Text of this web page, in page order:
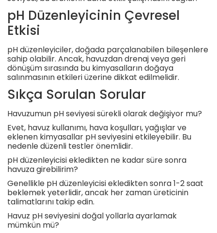
pH Düzenleyicinin Çevresel
Etkisi
pH düzenleyiciler, doğada parçalanabilen bileşenlere
sahip olabilir. Ancak, havuzdan drenaj veya geri
dönüşüm sırasında bu kimyasalların doğaya
salınmasının etkileri üzerine dikkat edilmelidir.
Sıkça Sorulan Sorular
Havuzumun pH seviyesi sürekli olarak değişiyor mu?
Evet, havuz kullanımı, hava koşulları, yağışlar ve
eklenen kimyasallar pH seviyesini etkileyebilir. Bu
nedenle düzenli testler önemlidir.
pH düzenleyicisi ekledikten ne kadar süre sonra
havuza girebilirim?
Genellikle pH düzenleyicisi ekledikten sonra 1-2 saat
beklemek yeterlidir, ancak her zaman üreticinin
talimatlarını takip edin.
Havuz pH seviyesini doğal yollarla ayarlamak
mümkün mü?